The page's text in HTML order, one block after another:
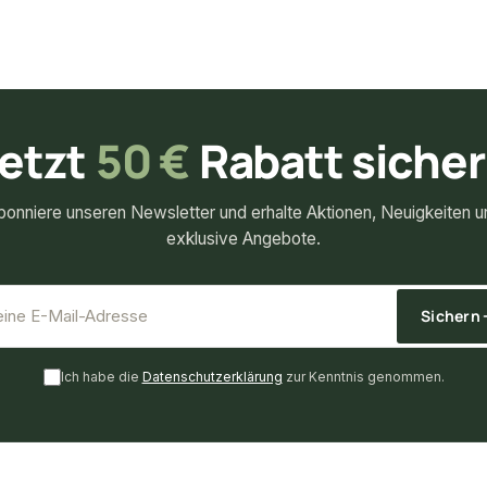
50 € Rabatt
unseren Newsletter und erhalte Aktionen, Neuigkeiten
exklusive Angebote.
Sichern
Ich habe die Datenschutzerklärung zur Kenntnis genommen.